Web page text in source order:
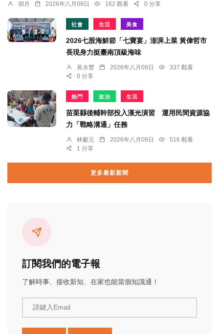
胡月 2026年八月09日 162 觀看 0 分享
社會 生活 美食
2026七股海鮮節「七寶宴」澎湃上菜 黃偉哲市
長現身力挺臺南頂級海味
黃永豐 2026年八月09日
337 觀看
0 分享
熱門 政治 生活
苗栗縣後輔幹部投入漢光演習 運用民間資源協
力「戰略溝通」任務
林獻元 2026年八月09日
516 觀看
1 分享
更多最新新聞
訂閱我們的電子報
了解時事、接收新知、在家也能當個知識通！
請鍵入Email